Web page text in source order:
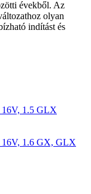
évekből. Az
olyan
indítást és
16V, 1.5 GLX
16V, 1.6 GX, GLX